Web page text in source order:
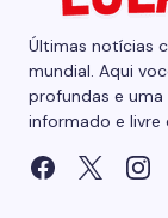
Últimas notícias
mundial. Aqui
profundas e
informado e livre